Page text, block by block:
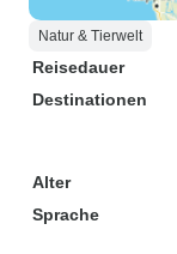
Natur & Tierwelt
Reisedauer
Destinationen
Alter
Sprache